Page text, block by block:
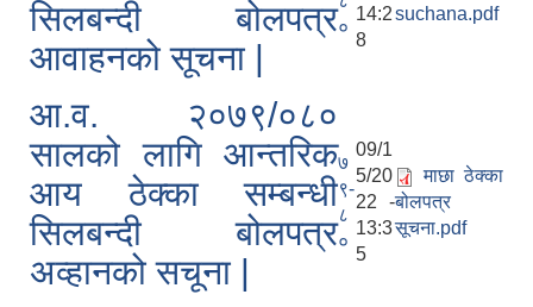
सिलबन्दी बोलपत्र
आवाहनको सूचना |
०
14:2
8
suchana.pdf
आ.व. २०७९/०८०
सालको लागि आन्तरिक
आय ठेक्का सम्बन्धी
सिलबन्दी बोलपत्र
अव्हानको सचूना |
७
९-
८
०
09/1
5/20
22 -
13:3
5
माछा ठेक्का
बोलपत्र
सूचना.pdf